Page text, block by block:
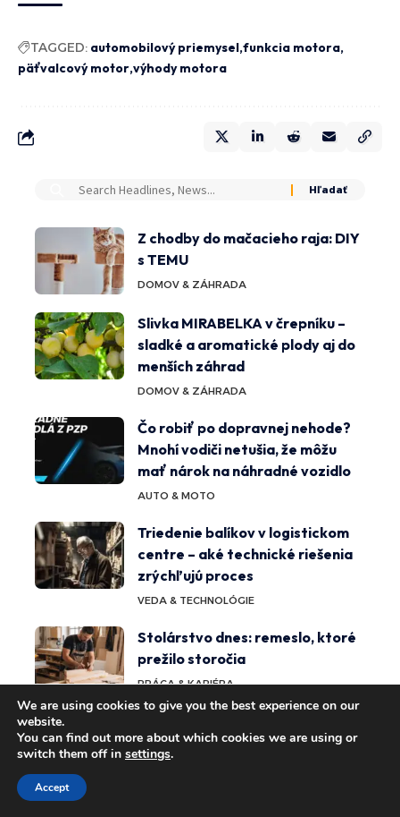
TAGGED: automobilový priemysel funkcia motora
päťvalcový motor výhody motora
Z chodby do mačacieho raja: DIY
s TEMU
DOMOV & ZÁHRADA
Slivka MIRABELKA v črepníku –
sladké a aromatické plody aj do
menších záhrad
DOMOV & ZÁHRADA
Čo robiť po dopravnej nehode?
Mnohí vodiči netušia, že môžu
mať nárok na náhradné vozidlo
AUTO & MOTO
Triedenie balíkov v logistickom
centre – aké technické riešenia
zrýchľujú proces
VEDA & TECHNOLÓGIE
Stolárstvo dnes: remeslo, ktoré
prežilo storočia
PRÁCA & KARIÉRA
Prečo ho konzumovať?
We are using cookies to give you the best experience on our
website.
You can find out more about which cookies we are using or
switch them off in settings.
Accept